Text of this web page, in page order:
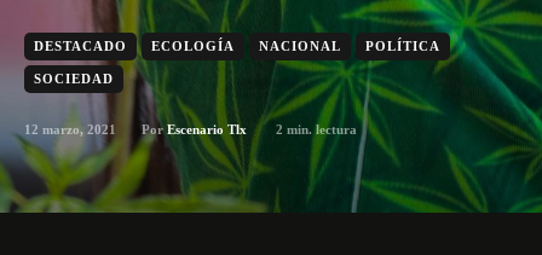
DESTACADO ECOLOGÍA NACIONAL POLÍTICA
SOCIEDAD
12 marzo, 2021 Por Escenario Tlx 2 min. lectura